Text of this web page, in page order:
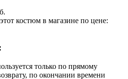
костюм в магазине по цене:
только по прямому
по окончании времени